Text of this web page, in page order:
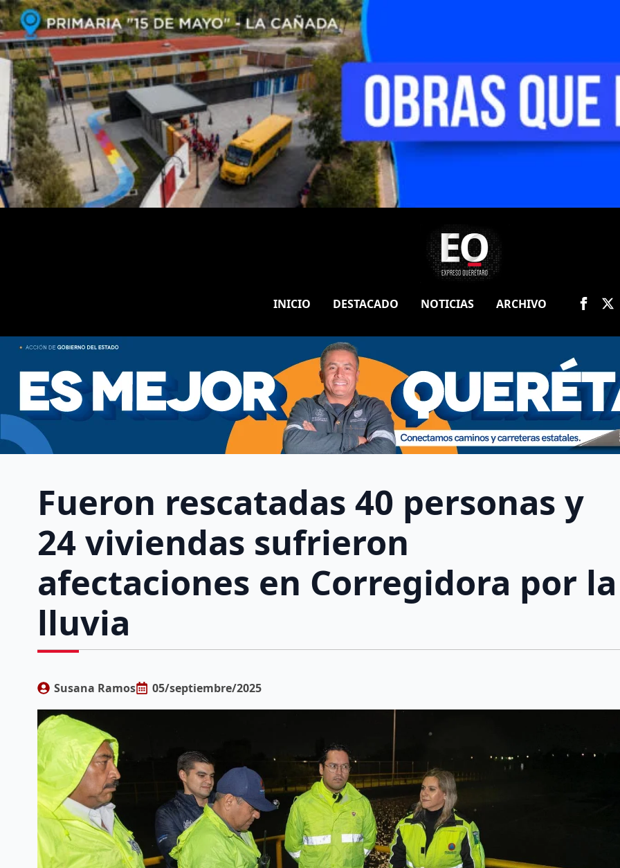
INICIO DESTACADO NOTICIAS ARCHIVO
Fueron rescatadas 40 personas y
24 viviendas sufrieron
afectaciones en Corregidora por la
lluvia
Susana Ramos 05/septiembre/2025